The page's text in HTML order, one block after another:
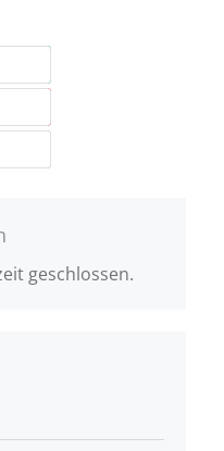
geschlossen.